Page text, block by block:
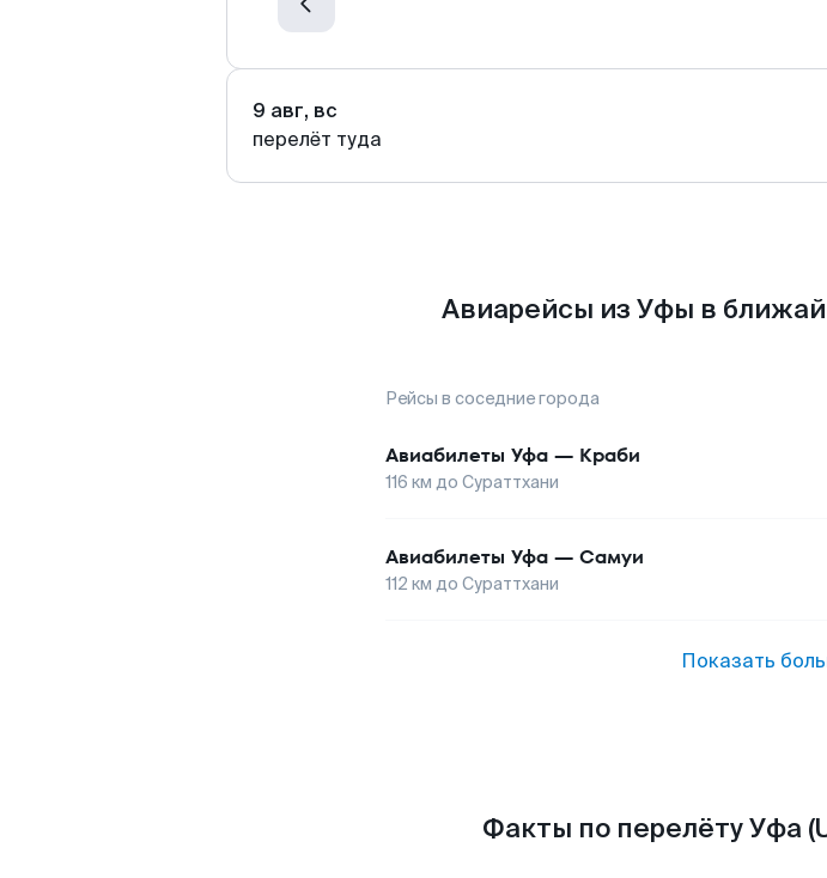
9 авг, вс
перелёт туда
Авиарейсы из Уфы в
Рейсы в соседние города
Авиабилеты Уфа — Краби
116 км до Сураттхани
Авиабилеты Уфа — Самуи
112 км до Сураттхани
Показать
Факты по перелёту Уфа